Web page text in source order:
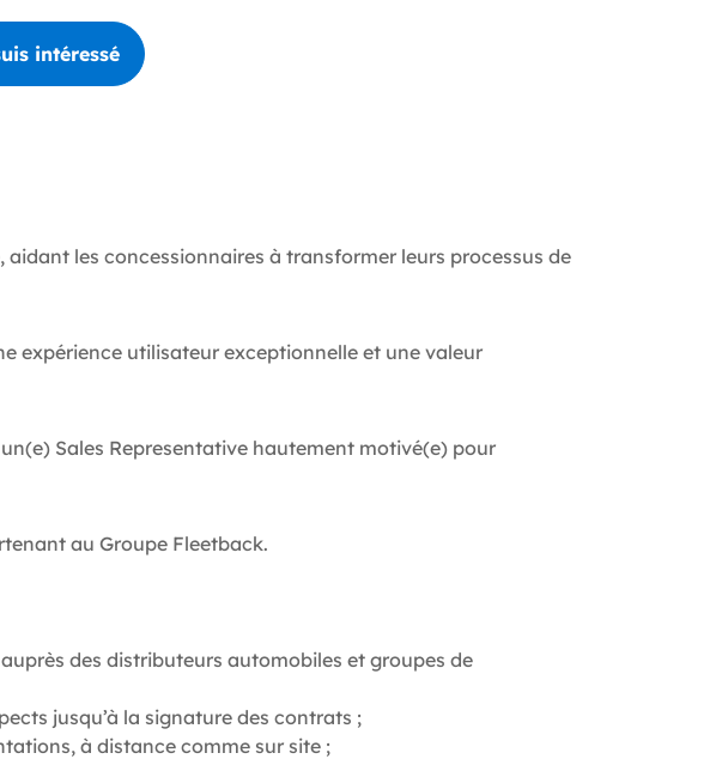
intéressé
les concessionnaires à transformer leurs processus de
expérience utilisateur exceptionnelle et une valeur
Sales Representative hautement motivé(e) pour
au Groupe Fleetback.
des distributeurs automobiles et groupes de
jusqu’à la signature des contrats ;
à distance comme sur site ;